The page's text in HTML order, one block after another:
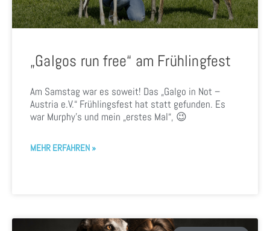
„Galgos run free“ am Frühlingfest
Am Samstag war es soweit! Das „Galgo in Not –
Austria e.V.“ Frühlingsfest hat statt gefunden. Es
war Murphy’s und mein „erstes Mal“, 😉
MEHR ERFAHREN »